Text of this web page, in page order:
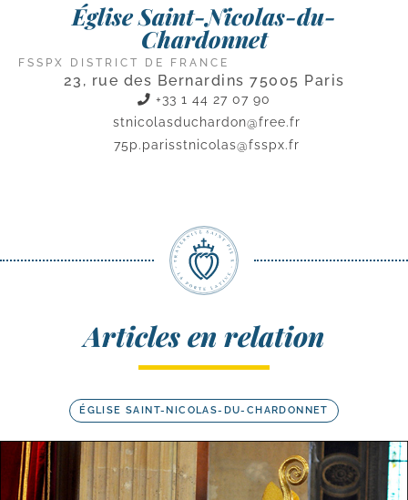
Église Saint-Nicolas-du-
Chardonnet
FSSPX DISTRICT DE FRANCE
23, rue des Bernardins 75005 Paris
+33 1 44 27 07 90
stnicolasduchardon@free.fr
75p.parisstnicolas@fsspx.fr
Articles en relation
ÉGLISE SAINT-NICOLAS-DU-CHARDONNET